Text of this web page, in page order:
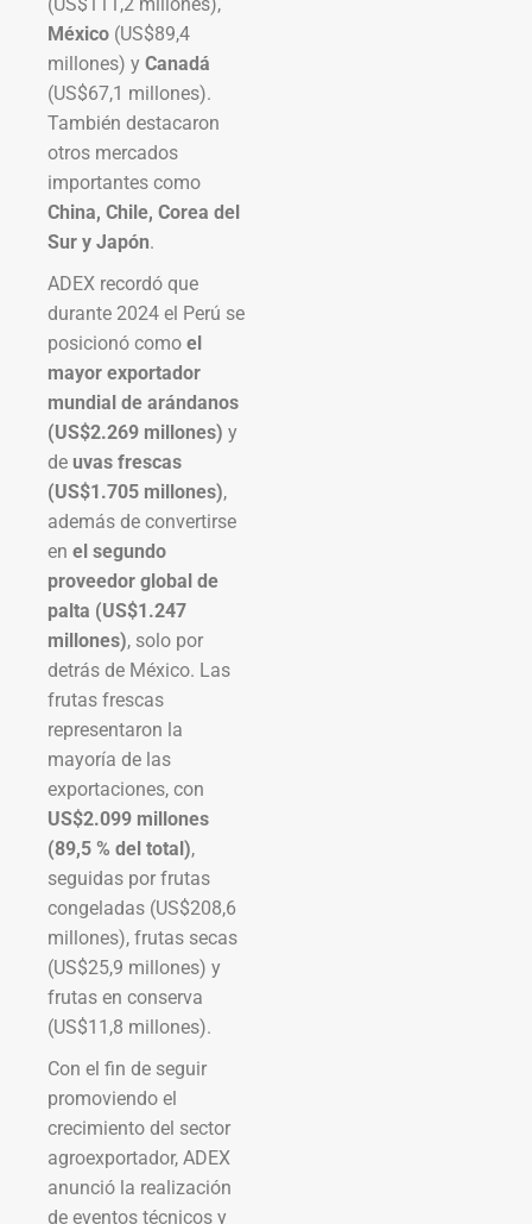
México (US$89,4
millones) y Canadá
(US$67,1 millones).
También destacaron
otros mercados
importantes como
China, Chile, Corea del
Sur y Japón.
ADEX recordó que
durante 2024 el Perú se
posicionó como el
mayor exportador
mundial de arándanos
(US$2.269 millones) y
de uvas frescas
(US$1.705 millones),
además de convertirse
en el segundo
proveedor global de
palta (US$1.247
millones), solo por
detrás de México. Las
frutas frescas
representaron la
mayoría de las
exportaciones, con
US$2.099 millones
(89,5 % del total),
seguidas por frutas
congeladas (US$208,6
millones), frutas secas
(US$25,9 millones) y
frutas en conserva
(US$11,8 millones).
Con el fin de seguir
promoviendo el
crecimiento del sector
agroexportador, ADEX
anunció la realización
de eventos técnicos y